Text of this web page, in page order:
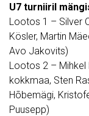
U7 turniiril
Lootos 1 – Silver
Kösler, Martin
Avo Jakovits)
Lootos 2 – Mihkel
kokkmaa, Sten
Hõbemägi,
Puusepp)